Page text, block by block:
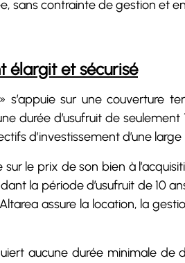
sans contrainte de gestion et
élargit et sécurisé
s’appuie sur une couverture
durée d’usufruit de
d’investissement d’une
sur le prix de son bien à
la période d’usufruit de 10
assure la location, la
aucune durée minimale de